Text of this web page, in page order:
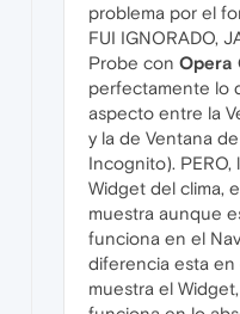
problema por el
FUI IGNORADO,
Probe con Opera
perfectamente lo
aspecto entre la
y la de Ventana
Incognito).
Widget del clima,
muestra aunque
funciona en el
diferencia esta en
muestra el